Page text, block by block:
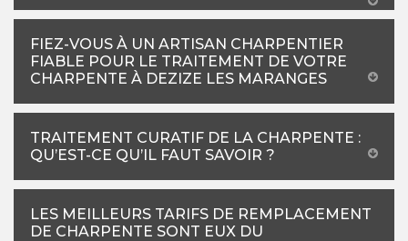
FIEZ-VOUS À UN ARTISAN CHARPENTIER
FIABLE POUR LE TRAITEMENT DE VOTRE
CHARPENTE À DEZIZE LES MARANGES
TRAITEMENT CURATIF DE LA CHARPENTE :
QU’EST-CE QU’IL FAUT SAVOIR ?
LES MEILLEURS TARIFS DE REMPLACEMENT
DE CHARPENTE SONT EUX DU